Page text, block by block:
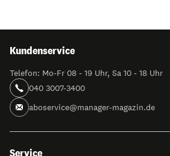
Kundenservice
Telefon: Mo-Fr 08 - 19 Uhr, Sa 10 - 18 Uhr
040 3007-3400
aboservice@manager-magazin.de
Service